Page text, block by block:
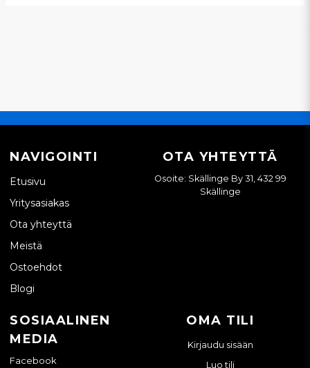
NAVIGOINTI
Etusivu
Yritysasiakas
Ota yhteyttä
Meistä
Ostoehdot
Blogi
OTA YHTEYTTÄ
Osoite: Skällinge By 31, 432 99
Skällinge
SOSIAALINEN
MEDIA
Facebook
OMA TILI
Kirjaudu sisään
Luo tili